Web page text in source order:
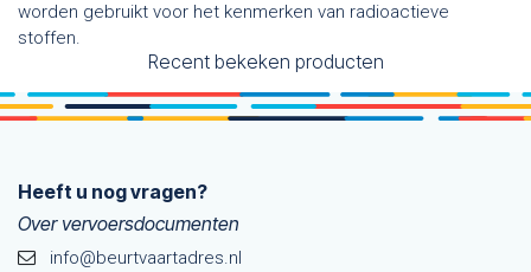
worden gebruikt voor het kenmerken van radioactieve
stoffen.
Recent bekeken producten
Heeft u nog vragen?
Over vervoersdocumenten
info@beurtvaartadres.nl